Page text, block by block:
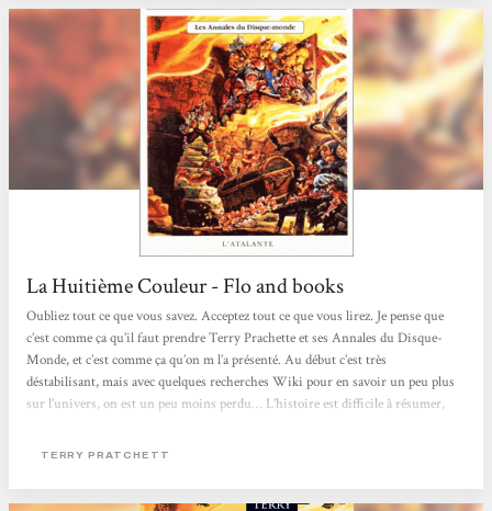
La Huitième Couleur - Flo and books
Oubliez tout ce que vous savez. Acceptez tout ce que vous lirez. Je pense que
c’est comme ça qu’il faut prendre Terry Prachette et ses Annales du Disque-
Monde, et c’est comme ça qu’on m l’a présenté. Au début c’est très
déstabilisant, mais avec quelques recherches Wiki pour en savoir un peu plus
sur l’univers, on est un peu moins perdu… L’histoire est difficile à résumer,
est un mage raté, et Deuxfleurs, un touriste qui débarque à Ankh-Morpork et
TERRY PRATCHETT